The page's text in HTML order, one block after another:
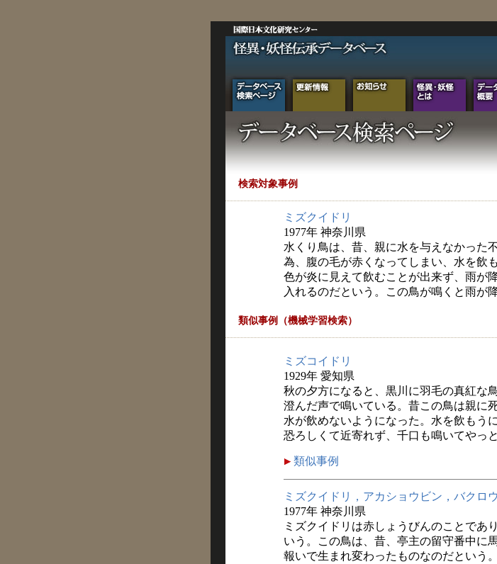
検索対象事例
ミズクイドリ
1977年 神奈川県
水くり鳥は、昔、親に水を与えなかった
為、腹の毛が赤くなってしまい、水を飲
色が炎に見えて飲むことが出来ず、雨が
入れるのだという。この鳥が鳴くと雨が降
類似事例（機械学習検索）
ミズコイドリ
1929年 愛知県
秋の夕方になると、黒川に羽毛の真紅な
澄んだ声で鳴いている。昔この鳥は親に
水が飲めないようになった。水を飲もう
恐ろしくて近寄れず、千口も鳴いてやっ
類似事例
ミズクイドリ，アカショウビン，バクロ
1977年 神奈川県
ミズクイドリは赤しょうびんのことであ
いう。この鳥は、昔、亭主の留守番中に
報いで生まれ変わったものなのだという